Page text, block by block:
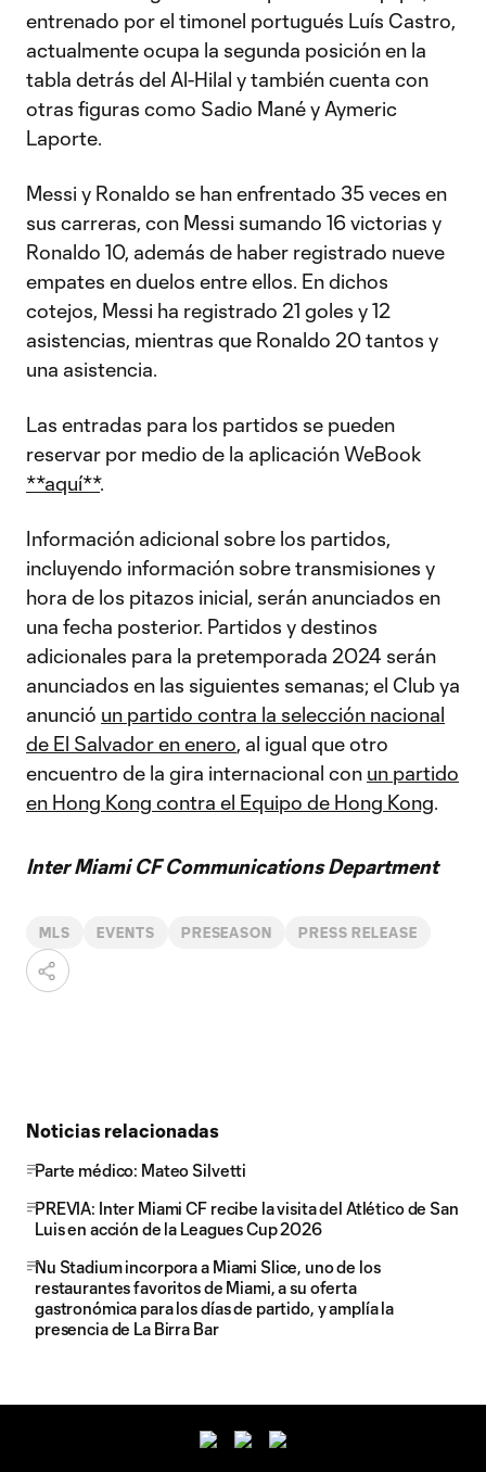
entrenado por el timonel portugués Luís Castro,
actualmente ocupa la segunda posición en la
tabla detrás del Al-Hilal y también cuenta con
otras figuras como Sadio Mané y Aymeric
Laporte.
Messi y Ronaldo se han enfrentado 35 veces en
sus carreras, con Messi sumando 16 victorias y
Ronaldo 10, además de haber registrado nueve
empates en duelos entre ellos. En dichos
cotejos, Messi ha registrado 21 goles y 12
asistencias, mientras que Ronaldo 20 tantos y
una asistencia.
Las entradas para los partidos se pueden
reservar por medio de la aplicación WeBook
**aquí**.
Información adicional sobre los partidos,
incluyendo información sobre transmisiones y
hora de los pitazos inicial, serán anunciados en
una fecha posterior. Partidos y destinos
adicionales para la pretemporada 2024 serán
anunciados en las siguientes semanas; el Club ya
anunció un partido contra la selección nacional
de El Salvador en enero, al igual que otro
encuentro de la gira internacional con un partido
en Hong Kong contra el Equipo de Hong Kong.
Inter Miami CF Communications Department
MLS EVENTS PRESEASON PRESS RELEASE
Noticias relacionadas
Parte médico: Mateo Silvetti
PREVIA: Inter Miami CF recibe la visita del Atlético de San
Luis en acción de la Leagues Cup 2026
Nu Stadium incorpora a Miami Slice, uno de los
restaurantes favoritos de Miami, a su oferta
gastronómica para los días de partido, y amplía la
presencia de La Birra Bar